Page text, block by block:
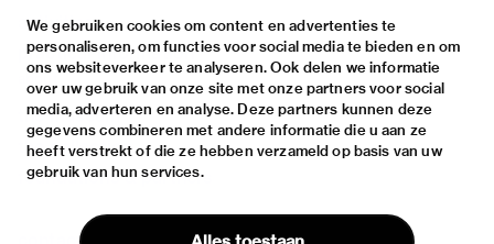
We gebruiken cookies om content en advertenties te
personaliseren, om functies voor social media te bieden en om
ons websiteverkeer te analyseren. Ook delen we informatie
over uw gebruik van onze site met onze partners voor social
media, adverteren en analyse. Deze partners kunnen deze
gegevens combineren met andere informatie die u aan ze
heeft verstrekt of die ze hebben verzameld op basis van uw
gebruik van hun services.
activities
practical information
about
the museum
the collection
foundations & partners